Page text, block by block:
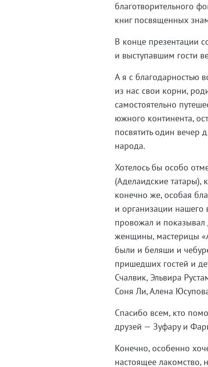
благотворительного
книг посвященных
В конце презентации
и выступавшим гости
А я с благодарностью
из нас свои корни,
самостоятельно
южного континента,
посвятить один вечер
народа.
Хотелось бы особо
(Аделаидские татары),
конечно же, особая
и организации нашего
провожал и показывал
женщины, мастерицы
были и беляши и
пришедших гостей и
Счалвик, Эльвира
Соня Ли, Алена
Спасибо всем, кто
друзей — Зуфару и
Конечно, особенно
настоящее лакомство,